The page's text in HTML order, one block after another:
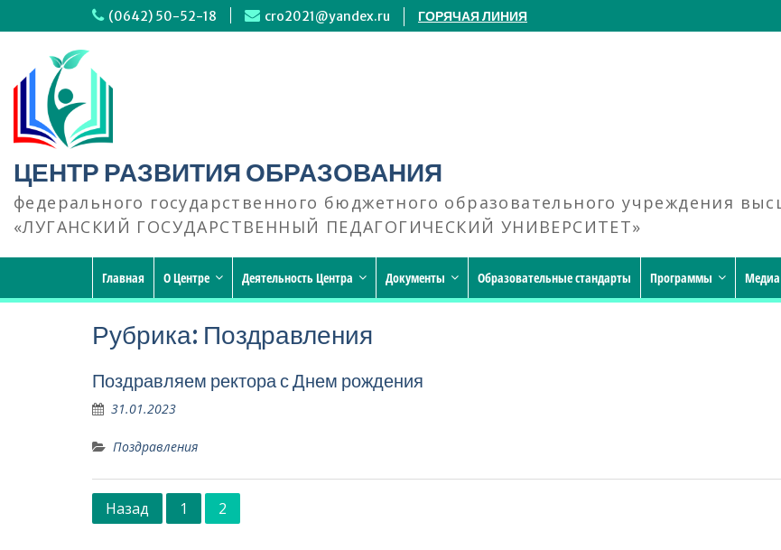
к
содержимому
(0642) 50-52-18 cro2021@yandex.ru ГОРЯЧАЯ ЛИНИЯ
ЦЕНТР РАЗВИТИЯ ОБРАЗОВАНИЯ
федерального государственного бюджетного образовательного учреждения
«ЛУГАНСКИЙ ГОСУДАРСТВЕННЫЙ ПЕДАГОГИЧЕСКИЙ УНИВЕРСИТЕТ»
Главная О Центре Деятельность Центра Документы Образовательные стандарты Программы Медиа
Рубрика: Поздравления
Поздравляем ректора с Днем рождения
31.01.2023
Поздравления
Навигация
Назад 1 2